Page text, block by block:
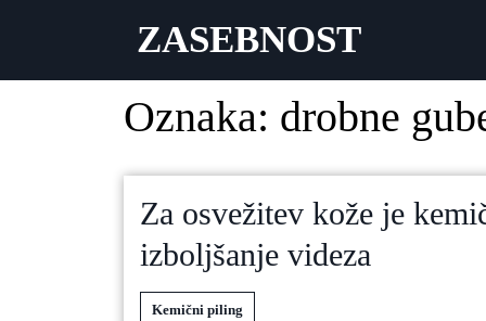
ZASEBNOST
Oznaka: drobne
Za osvežitev kože je
izboljšanje videza
Kemični piling